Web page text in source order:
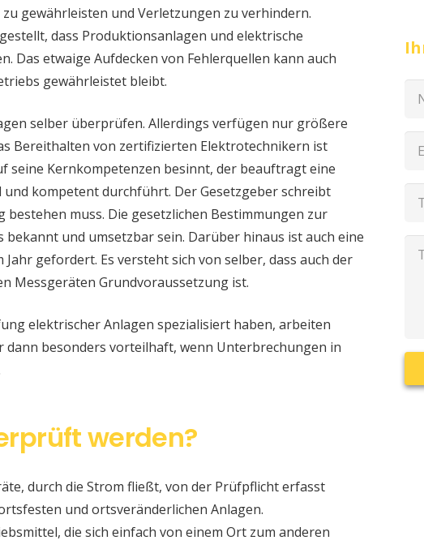
gewährleisten und Verletzungen zu verhindern.
dass Produktionsanlagen und elektrische
etwaige Aufdecken von Fehlerquellen kann auch
gewährleistet bleibt.
selber überprüfen. Allerdings verfügen nur größere
Bereithalten von zertifizierten Elektrotechnikern ist
seine Kernkompetenzen besinnt, der beauftragt eine
und kompetent durchführt. Der Gesetzgeber schreibt
muss. Die gesetzlichen Bestimmungen zur
bekannt und umsetzbar sein. Darüber hinaus ist auch eine
gefordert. Es versteht sich von selber, dass auch der
Messgeräten Grundvoraussetzung ist.
elektrischer Anlagen spezialisiert haben, arbeiten
dann besonders vorteilhaft, wenn Unterbrechungen in
werden?
durch die Strom fließt, von der Prüfpflicht erfasst
und ortsveränderlichen Anlagen.
die sich einfach von einem Ort zum anderen